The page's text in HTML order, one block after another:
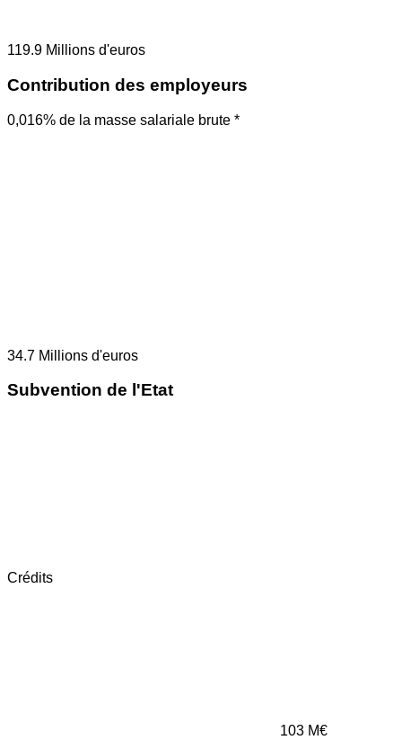
119.9 Millions d'euros
Contribution des employeurs
0,016% de la masse salariale brute *
34.7 Millions d'euros
Subvention de l'Etat
Crédits
103 M€